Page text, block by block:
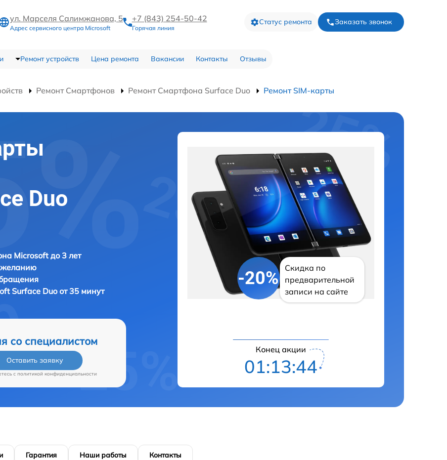
ул. Марселя Салимжанова, 5
Адрес сервисного центра Microsoft
+7 (843) 254-50-42
Горячая линия
Статус ремонта Заказать звонок
Ремонт устройств Цена ремонта Вакансии Контакты Отзывы
Ремонт Смартфонов Ремонт Смартфона Surface Duo Ремонт SIM-карты
Duo
Microsoft до 3 лет
желанию
Surface Duo от 35 минут
со специалистом
Оставить заявку
c политикой конфиденциальности
-20%
Скидка по
предварительной
записи на сайте
Конец акции
01:13:43
Гарантия Наши работы Контакты